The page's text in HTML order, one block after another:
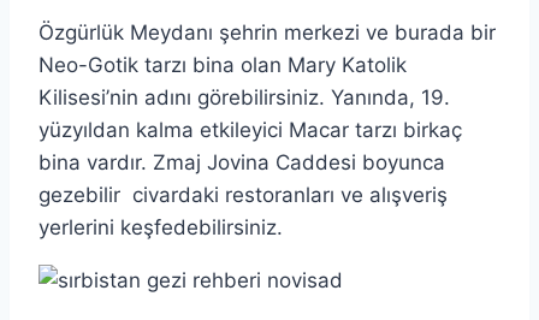
Özgürlük Meydanı şehrin merkezi ve burada bir
Neo-Gotik tarzı bina olan Mary Katolik
Kilisesi’nin adını görebilirsiniz. Yanında, 19.
yüzyıldan kalma etkileyici Macar tarzı birkaç
bina vardır. Zmaj Jovina Caddesi boyunca
gezebilir civardaki restoranları ve alışveriş
yerlerini keşfedebilirsiniz.